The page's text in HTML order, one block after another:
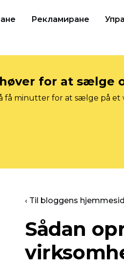
Рекламиране
for at sælge
få minutter for at sælge på et
‹ Til bloggens
Sådan